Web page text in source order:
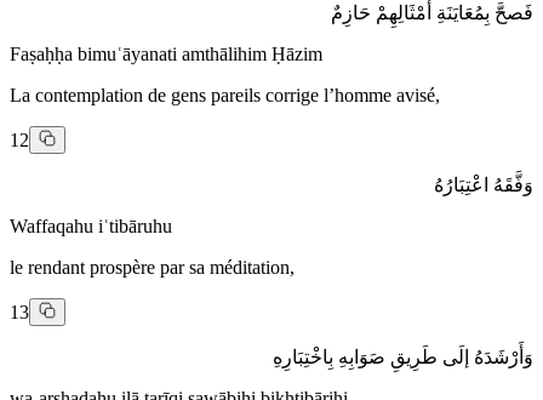
فَصحَّ بِمُعَايَنَةِ أَمْثَالِهِمْ حَازِمٌ
Faṣaḥḥa bimuʿāyanati amthālihim Ḥāzim
La contemplation de gens pareils corrige l’homme avisé,
12
وَفَّقَهُ اعْتِبَارُهُ
Waffaqahu iʿtibāruhu
le rendant prospère par sa méditation,
13
وَأَرْشَدَهُ إلَى طَرِيقِ صَوَابِهِ بِاخْتِبَارِهِ